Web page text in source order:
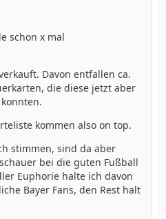
schon x mal
Davon entfallen ca.
die diese jetzt aber
kommen also on top.
stimmen, sind da aber
bei die guten Fußball
Euphorie halte ich davon
Bayer Fans, den Rest halt